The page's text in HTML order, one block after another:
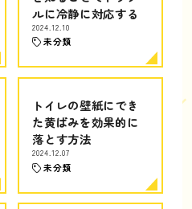
ルに冷静に対応する
2024.12.10
未分類
トイレの壁紙にでき
た黄ばみを効果的に
落とす方法
2024.12.07
未分類